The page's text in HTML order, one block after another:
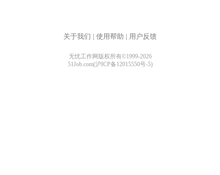
关于我们 使用帮助 用户反馈
无忧工作网版权所有©1999-2026
51Job.com(沪ICP备12015550号-5)